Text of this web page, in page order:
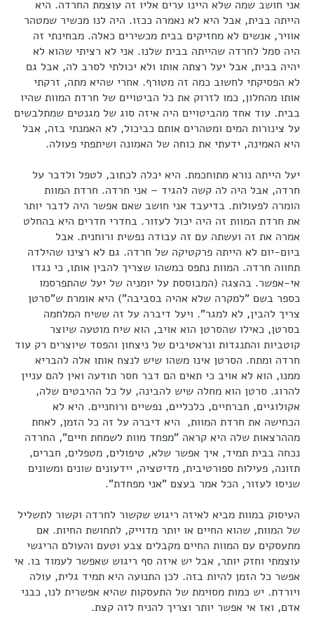
אני חושב שמה שלא היינו ערים אליו זה עוצמת החרדה. היא
הייתה בבית, אבל היא לא נאמרה ככזו. היה לנו מכשיר שמטהר
אוויר, אנשים לא מחזיקים בבית מכשירים כאלה. מבחינתי זה
היה סמל לחרדה שהייתה בבית שלנו. אני לא רציתי שהוא לא
יהיה בבית, אבל יעל רצתה אותו ולא יכולתי לסרב לה, אבל גם
לא הפסיקתי לחשוב כמה זה מטורף. אחרי שהיא מתה, זרקתי
אותו מהחלון, כמו לזרוק את כל הביטויים של חרדת המוות שהיו
בבית. עוד אחד מהביטויים היה איזה סוג של מגנטים שמתלבשים
על צינורות המים ומטהרים אותם כביכול, לא האמנתי בזה, אבל
היא האמינה, ידעתי את כוחה של האמונה ושיתפתי פעולה.
יעל הייתה נורא מתוחכמת. היא יכלה לכתוב, לטפל ולדבר על
חרדה, אבל היה לה קשה להגיד – אני חרדה. חרדת המוות
הומרה לפעולות. בדיעבד אני חושב שאם אפשר היה לדבר יותר
את חרדת המוות זה היה יכול לעזור. בחדרי חדרים היא בהחלט
אמרה את זה ועשתה עם זה עבודה נפשית ורוחנית. אבל
ביום-יום לא הייתה פרקטיקה של חרדה. גם לא רצינו שהילדה
תחווה חרדה. המוות נתפס כמשהו שצריך להבין אותו, כי נגדו
אי-אפשר. בהצגה (המבוססת על יומניה של יעל שהתפרסמו
כספר בשם "למקרה שלא אהיה בסביבה") היא אומרת ש"סרטן
צריך להבין, לא למגר". ויעל דיברה על זה ששיח המלחמה
בסרטן, כאילו שהסרטן הוא אויב, הוא שיח מוטעה שיוצר
קוטביות והתנגדות ונראטיבים של ניצחון והפסד שיוצרים רק עוד
חרדה ומתח. הסרטן אינו משהו שיש לנצח אותו אלה להבריא
ממנו, הוא לא אויב כי תאים הם דבר חסר תודעה ואין להם עניין
להרוג. סרטן הוא מחלה שיש להבינה, על כל ההיבטים שלה,
אקולוגיים, חברתיים, כלכליים, נפשיים ורוחניים. היא לא
הכחישה את חרדת המוות, היא דיברה על זה כל הזמן, לאחת
מההרצאות שלה היא קראה "מפחד מוות לשמחת חיים", החרדה
נכחה בבית תמיד, איך אפשר שלא, טיפולים, מטפלים, חברים,
תזונה, פעילות ספורטיבית, מדיטציה, יידעונים שונים ומשונים
שניסו לעזור, הכל אמר בעצם "אני מפחדת".
העיסוק במוות מביא לאיזה ריגוש שקשור לחרדה וקשור לתשליל
של המוות, שהוא החיים או יותר מדוייק, לתחושת החיות. אם
מתעסקים עם המוות החיים מקבלים צבע וטעם והעולם הריגשי
עוצמתי וחזק יותר, אבל יש איזה סף ריגוש שאפשר לעמוד בו. אי
אפשר כל הזמן להיות בזה. לכן התנועה היא תמיד גלית, עולה
ויורדת. יש כמות מסוימת של התעסקות שהיא אפשרית לנו, כבני
אדם, ואז אי אפשר יותר וצריך להניח לזה קצת.